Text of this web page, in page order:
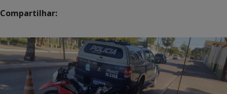
Compartilhar: